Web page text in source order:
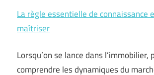
La règle essentielle de connaissance
maîtriser
Lorsqu’on se lance dans l’immobilier,
comprendre les dynamiques du